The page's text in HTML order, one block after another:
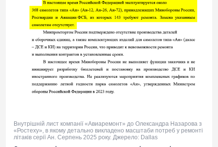
Внутрішній лист компанії «Авиаремонт» до Олександра Назарова з
«Ростеху», в якому детально викладено масштаби потреб у ремонті
літаків серії Ан. Серпень 2025 року. Джерело: Dallas